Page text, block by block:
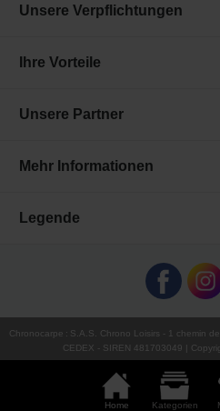
Home Kategorien
Unsere Verpflichtungen
Ihre Vorteile
Unsere Partner
Mehr Informationen
Legende
Chronocarpe : S.A.S. Chrono Loisirs - 1 chemin
CEDEX - SIREN 481703049 |